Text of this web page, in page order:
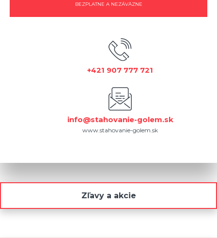
BEZPLATNE A NEZÁVÄZNE
+421 907 777 721
info@stahovanie-golem.sk
www.stahovanie-golem.sk
Zľavy a akcie